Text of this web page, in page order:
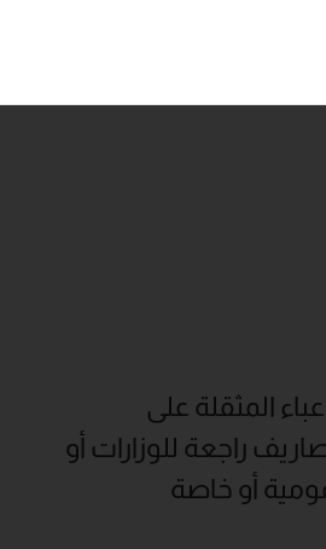
1 جوان 2020 حول الأعباء المثقلة على
راجعة للوزارات أو
أو خاصة